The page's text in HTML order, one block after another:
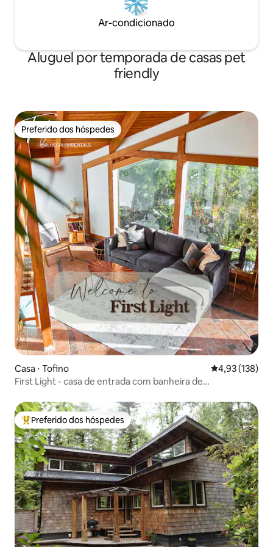
Ar-condicionado
Aluguel por temporada de casas pet
friendly
Preferido dos hóspedes
Preferido dos hóspedes
Casa ⋅ Tofino 4,93 de uma
4,93 (138)
First Light - casa de entrada com banheira de
Entre os melhores preferidos dos hóspedes
Preferido dos hóspedes